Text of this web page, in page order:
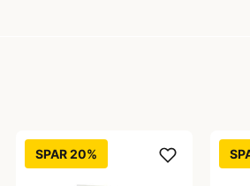
SPAR 20%